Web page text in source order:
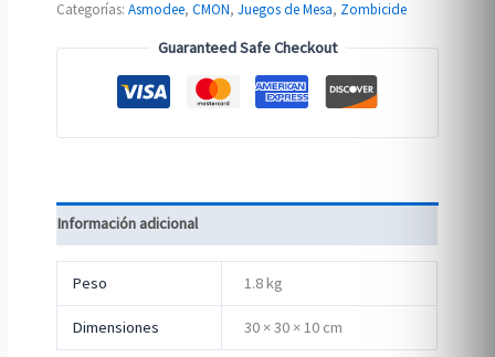
Categorías:Asmodee,CMON,Juegos de Mesa, Zombicide
Guaranteed Safe Checkout
Información adicional
Peso 1.8 kg
Dimensiones 30 × 30 × 10 cm